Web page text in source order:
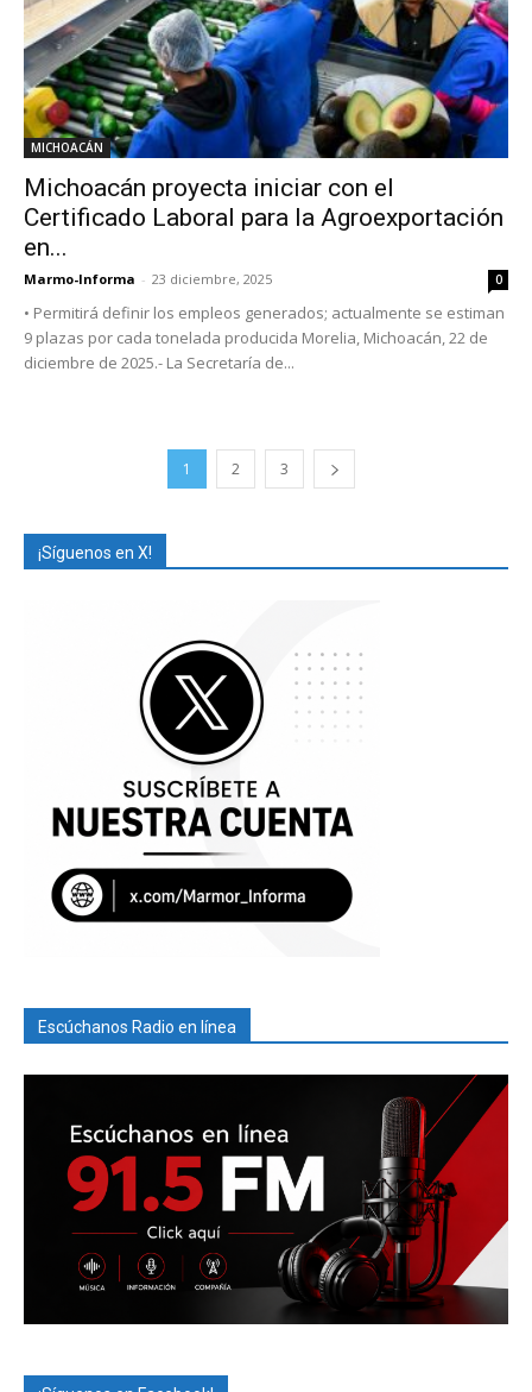
MICHOACÁN
Michoacán proyecta iniciar con el
Certificado Laboral para la Agroexportación
en...
Marmo-Informa - 23 diciembre, 2025 0
• Permitirá definir los empleos generados; actualmente se estiman
9 plazas por cada tonelada producida Morelia, Michoacán, 22 de
diciembre de 2025.- La Secretaría de...
1 2 3
¡Síguenos en X!
Escúchanos Radio en línea